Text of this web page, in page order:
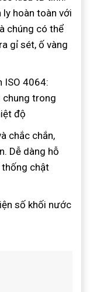
hoàn toàn với
chúng có thể
gỉ sét, ố vàng
ISO 4064:
chung trong
độ
chắc chắn,
Dễ dàng hỗ
chật
số khối nước